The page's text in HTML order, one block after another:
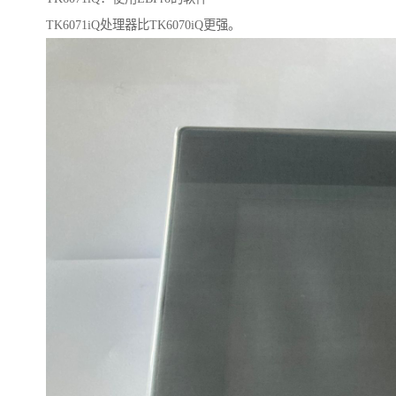
TK6071iQ处理器比TK6070iQ更强。